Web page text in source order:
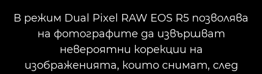
В режим Dual Pixel RAW EOS R5 позволява
на фотографите да извършват
невероятни корекции на
изображенията, които снимат, след